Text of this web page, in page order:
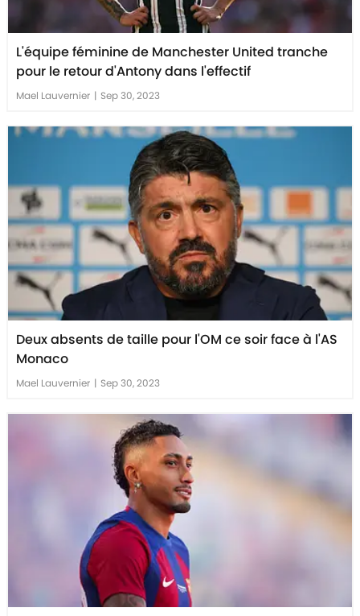
L'équipe féminine de Manchester United tranche
pour le retour d'Antony dans l'effectif
Mael Lauvernier | Sep 30, 2023
Deux absents de taille pour l'OM ce soir face à l'AS
Monaco
Mael Lauvernier | Sep 30, 2023